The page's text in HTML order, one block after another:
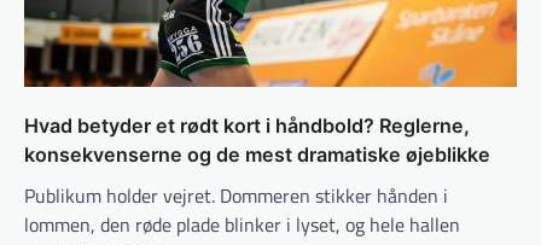
Hvad betyder et rødt kort i håndbold? Reglerne,
konsekvenserne og de mest dramatiske øjeblikke
Publikum holder vejret. Dommeren stikker hånden i
lommen, den røde plade blinker i lyset, og hele hallen